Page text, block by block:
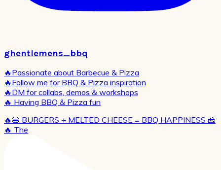
ghentlemens_bbq
🔥Passionate about Barbecue & Pizza
🔥Follow me for BBQ & Pizza inspiration
🔥DM for collabs, demos & workshops
🔥 Having BBQ & Pizza fun
🔥🍔 BURGERS + MELTED CHEESE = BBQ HAPPINESS 🧀
🔥 The